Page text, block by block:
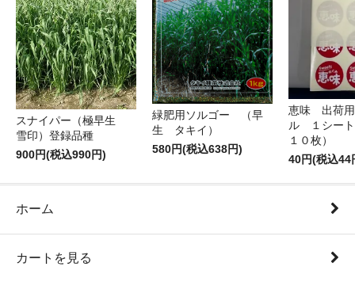
スナイパー（極早生
雪印）登録品種
900円(税込990円)
緑肥用ソルゴー （早
生 タキイ）
580円(税込638円)
恵味 出荷
ル １シート
１０枚）
40円(税込44
ホーム
カートを見る